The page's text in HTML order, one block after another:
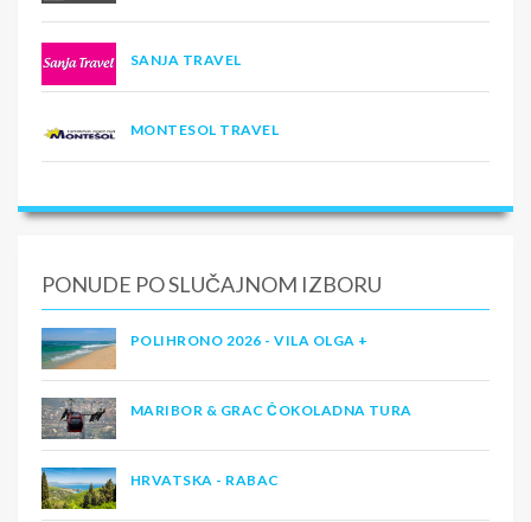
SANJA TRAVEL
MONTESOL TRAVEL
PONUDE PO SLUČAJNOM IZBORU
POLIHRONO 2026 - VILA OLGA +
MARIBOR & GRAC ČOKOLADNA TURA
HRVATSKA - RABAC